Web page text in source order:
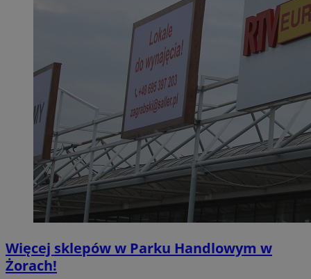
Więcej sklepów w Parku Handlowym w
Żorach!